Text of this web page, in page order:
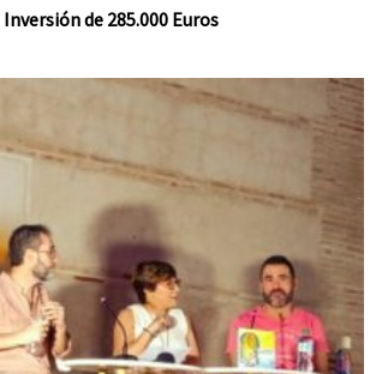
de 285.000 Euros